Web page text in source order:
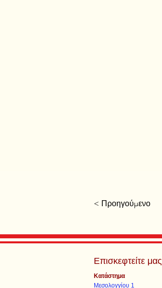
< Προηγούμενο
Επισκεφτείτε μας
Κατάστημα
Μεσολογγίου 1